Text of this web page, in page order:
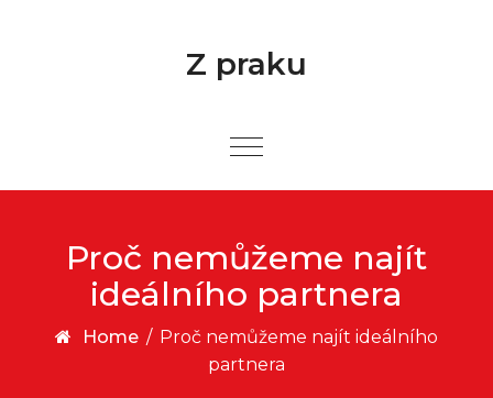
Z praku
Proč nemůžeme najít
ideálního partnera
Home / Proč nemůžeme najít ideálního
partnera